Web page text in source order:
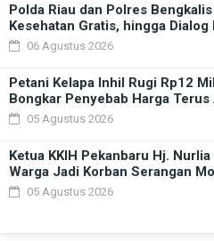
Polda Riau dan Polres
Kesehatan Gratis, hingga Dialog
06 Agustus 2026
Petani Kelapa Inhil Rugi Rp12
Bongkar Penyebab Harga
05 Agustus 2026
Ketua KKIH Pekanbaru Hj.
Warga Jadi Korban Serangan
05 Agustus 2026